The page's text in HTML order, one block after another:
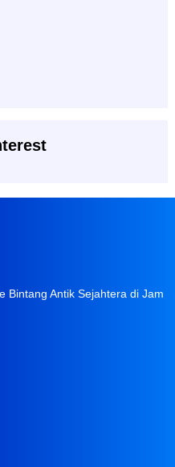
Bintang Antik Sejahtera di Jam